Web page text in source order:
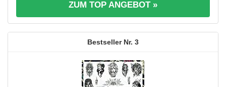
ZUM TOP ANGEBOT »
3